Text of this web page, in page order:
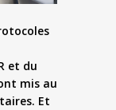
et du
mis au
Et